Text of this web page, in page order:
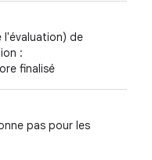
l'évaluation) de
:
finalisé
pas pour les